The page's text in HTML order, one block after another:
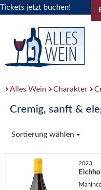
jetzt buchen! "Das
Alles Wein Charakter
Cremig, sanft &
Sortierung wählen
2023